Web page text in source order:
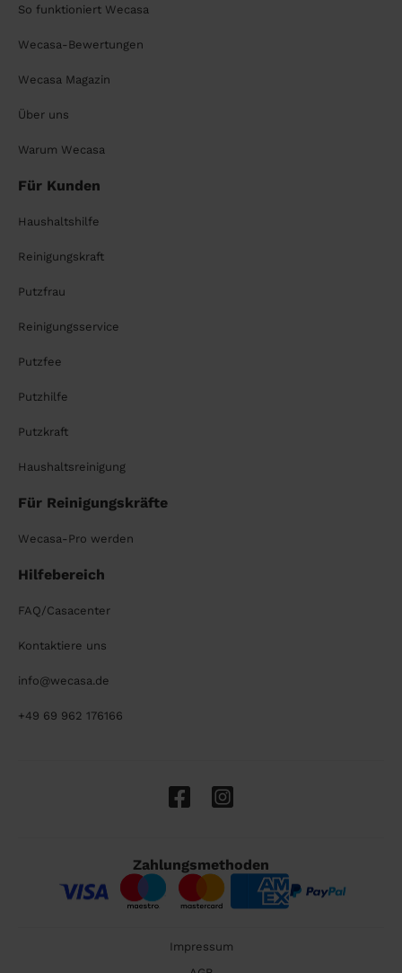
So funktioniert Wecasa
Wecasa-Bewertungen
Wecasa Magazin
Über uns
Warum Wecasa
Für Kunden
Haushaltshilfe
Reinigungskraft
Putzfrau
Reinigungsservice
Putzfee
Putzhilfe
Putzkraft
Haushaltsreinigung
Für Reinigungskräfte
Wecasa-Pro werden
Hilfebereich
FAQ/Casacenter
Kontaktiere uns
info@wecasa.de
+49 69 962 176166
Zahlungsmethoden
Impressum